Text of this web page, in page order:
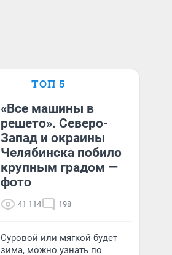
ТОП 5
«Все машины в
решето». Северо-
Запад и окраины
Челябинска побило
крупным градом —
фото
41 114 198
Суровой или мягкой будет
зима, можно узнать по